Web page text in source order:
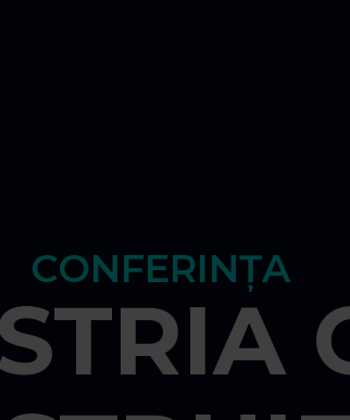
CONFERINŢA